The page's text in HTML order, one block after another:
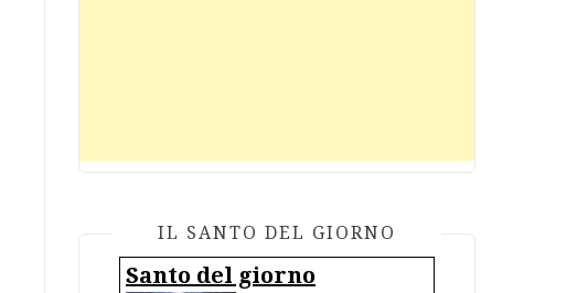
IL SANTO DEL GIORNO
Santo del giorno